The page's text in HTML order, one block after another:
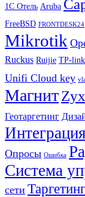
1С Отель Aruba
FreeBSD FRONTDESK24
Mikrotik
Ruckus Ruijie TP-
Unifi Cloud key
Магнит
Геотаргетинг
Интеграция
Опросы Ошибка
Система
сети Таргетинг